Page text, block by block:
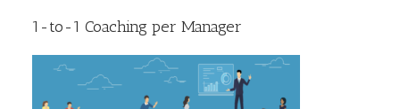
1-to-1 Coaching per Manager